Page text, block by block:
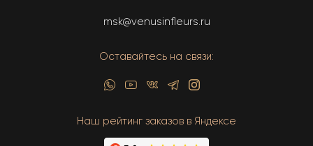
msk@venusinfleurs.ru
Оставайтесь на связи:
Наш рейтинг заказов в Яндексе